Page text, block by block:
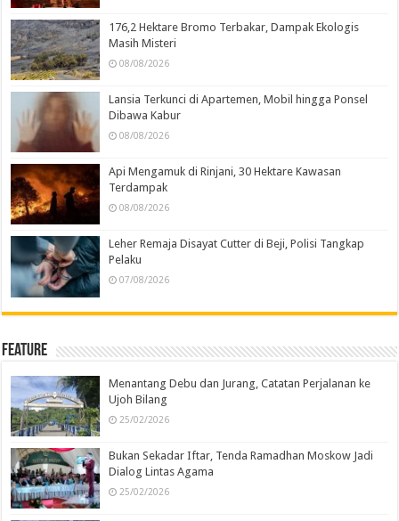
176,2 Hektare Bromo Terbakar, Dampak Ekologis
Masih Misteri
08/08/2026
Lansia Terkunci di Apartemen, Mobil hingga Ponsel
Dibawa Kabur
08/08/2026
Api Mengamuk di Rinjani, 30 Hektare Kawasan
Terdampak
08/08/2026
Leher Remaja Disayat Cutter di Beji, Polisi Tangkap
Pelaku
07/08/2026
Feature
Menantang Debu dan Jurang, Catatan Perjalanan ke
Ujoh Bilang
25/02/2026
Bukan Sekadar Iftar, Tenda Ramadhan Moskow Jadi
Dialog Lintas Agama
25/02/2026